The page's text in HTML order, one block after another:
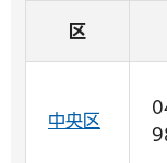
区
中央区